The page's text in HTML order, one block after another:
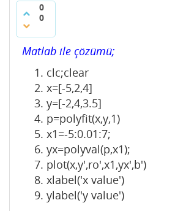
0
0
Matlab ile çözümü;
clc;clear
x=[-5,2,4]
y=[-2,4,3.5]
p=polyfit(x,y,1)
x1=-5:0.01:7;
yx=polyval(p,x1);
plot(x,y',ro',x1,yx',b')
xlabel('x value')
ylabel('y value')